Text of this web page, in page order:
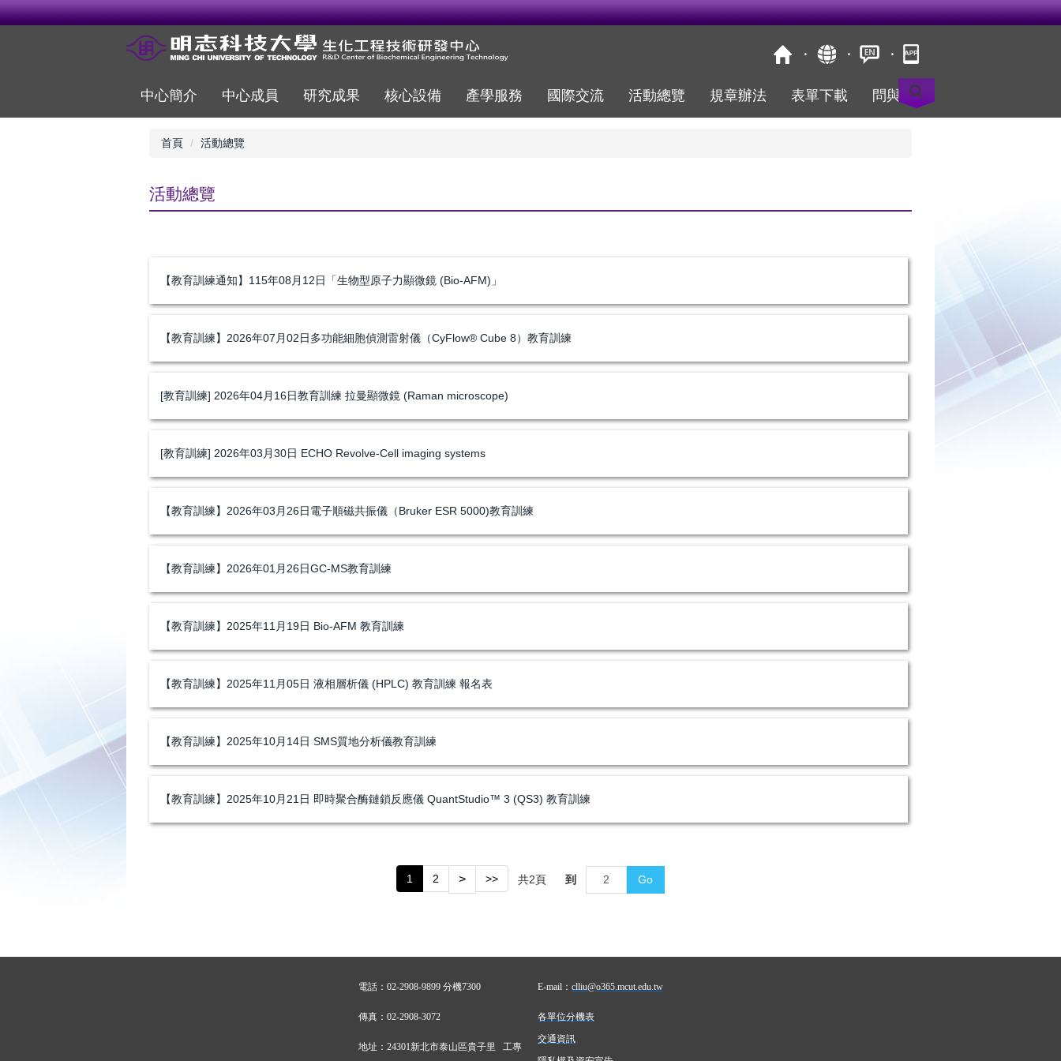
跳
到
中心簡介 中心成員 研究成果 核心設備 產學服務 國際交流 活動總覽 規章辦法 表單下載 問與答
首頁 活動總覽
活動總覽
【教育訓練通知】115年08月12日「生物型原子力顯微鏡 (Bio-AFM)」
【教育訓練】2026年07月02日多功能細胞偵測雷射儀（CyFlow® Cube 8）教育訓練
[教育訓練] 2026年04月16日教育訓練 拉曼顯微鏡 (Raman microscope)
[教育訓練] 2026年03月30日 ECHO Revolve-Cell imaging systems
【教育訓練】2026年03月26日電子順磁共振儀（Bruker ESR 5000)教育訓練
【教育訓練】2026年01月26日GC-MS教育訓練
【教育訓練】2025年11月19日 Bio-AFM 教育訓練
【教育訓練】2025年11月05日 液相層析儀 (HPLC) 教育訓練 報名表
【教育訓練】2025年10月14日 SMS質地分析儀教育訓練
【教育訓練】2025年10月21日 即時聚合酶鏈鎖反應儀 QuantStudio™ 3 (QS3) 教育訓練
1 2 > >> 共2頁 到 Go
電話：02-2908-9899 分機7300
傳真：02-2908-3072
地址：24301新北市泰山區貴子里 工專
E-mail ： clliu@o365.mcut.edu.tw
各單位分機表
交通資訊